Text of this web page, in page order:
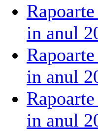
in anul
in anul
in anul